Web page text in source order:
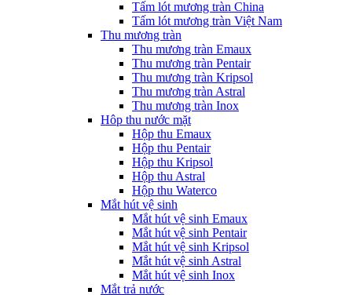
Tấm lót mương tràn China
Tấm lót mương tràn Việt Nam
Thu mương tràn
Thu mương tràn Emaux
Thu mương tràn Pentair
Thu mương tràn Kripsol
Thu mương tràn Astral
Thu mương tràn Inox
Hôp thu nước mặt
Hộp thu Emaux
Hộp thu Pentair
Hộp thu Kripsol
Hộp thu Astral
Hộp thu Waterco
Mắt hút vệ sinh
Mắt hút vệ sinh Emaux
Mắt hút vệ sinh Pentair
Mắt hút vệ sinh Kripsol
Mắt hút vệ sinh Astral
Mắt hút vệ sinh Inox
Mắt trả nước